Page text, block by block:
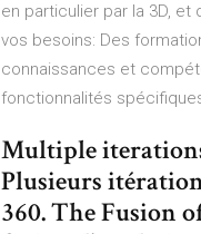
en particulier par la 3D,
vos besoins: Des
connaissances et
fonctionnalités
Multiple
Plusieurs
360. The Fusion